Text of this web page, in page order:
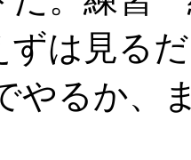
は見る
やるか、